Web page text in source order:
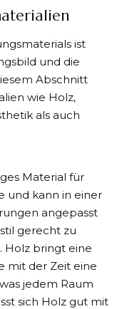
ist
und die
Abschnitt
wie Holz,
als auch
Material für
und kann in einer
angepasst
gerecht zu
Holz bringt eine
mit der Zeit eine
jedem Raum
sich Holz gut mit